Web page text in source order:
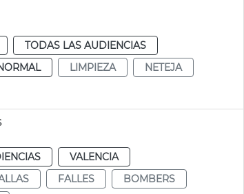
TODAS LAS AUDIENCIAS
LIMPIEZA
NETEJA
VALENCIA
FALLES
BOMBERS